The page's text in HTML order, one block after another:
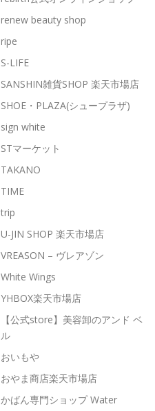
renew beauty shop
ripe
S-LIFE
SANSHIN雑貨SHOP 楽天市場店
SHOE・PLAZA(シュープラザ)
sign white
STマーケット
TAKANO
TIME
trip
U-JIN SHOP 楽天市場店
VREASON – ヴレアゾン
White Wings
YHBOX楽天市場店
【公式store】美容卸のアンド ベ
ル
おいもや
おやま商店楽天市場店
かばん専門ショップ Water